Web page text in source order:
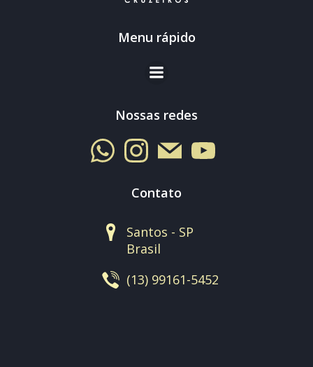
Menu rápido
Nossas redes
Contato
Santos - SP
Brasil
(13) 99161-5452